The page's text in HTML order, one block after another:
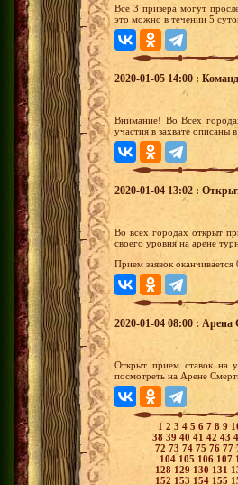
Все 3 призера могут
это можно в течении 5
2020-01-05 14:00 :
Внимание! Во Всех
участия в захвате описаны
2020-01-04 13:02 :
Во всех городах открыт
своего уровня на арене
Прием заявок
2020-01-04 08:00 : Арена
Открыт прием ставок на
посмотреть на Арене
1 2 3 4 5 6 7 8 9
38 39 40 41 42 43
72 73 74 75 76 77
104105 106 107
128 129 130 131
152 153 154 155